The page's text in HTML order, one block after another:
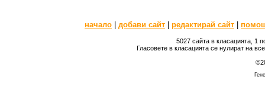
начало | добави сайт | редактирай сайт |
5027 сайта в класацията, 1
Гласовете в класацията се нулират на